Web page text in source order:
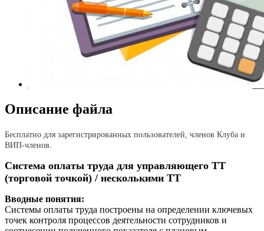
Описание файла
Бесплатно для зарегистрированных пользователей, членов Клуба и
ВИП-членов.
Система оплаты труда для управляющего ТТ
(торговой точкой) / несколькими ТТ
Вводные понятия:
Системы оплаты труда построены на определении ключевых
точек контроля процессов деятельности сотрудников и